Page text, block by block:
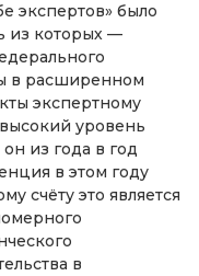
экспертов» было
из которых —
в расширенном
экспертному
уровень
из года в год
в этом году
счёту это является
в